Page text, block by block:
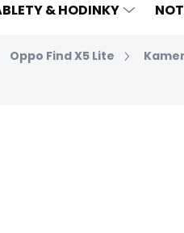
& HODINKY
Oppo Find X5 Lite